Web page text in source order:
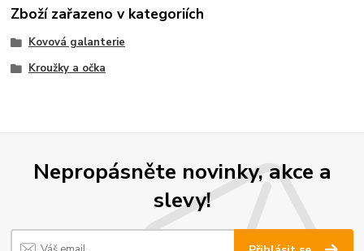
Zboží zařazeno v kategoriích
Kovová galanterie
Kroužky a očka
Nepropásněte novinky, akce a
slevy!